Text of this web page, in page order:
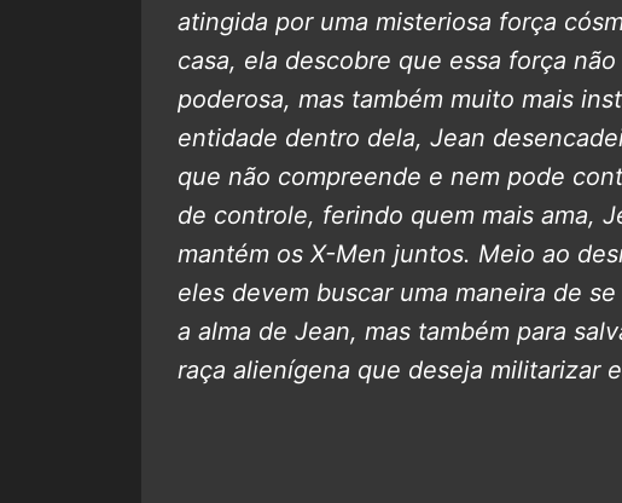
atingida por uma misteriosa força
casa, ela descobre que essa força
poderosa, mas também muito mais
entidade dentro dela, Jean
que não compreende e nem pode
de controle, ferindo quem mais ama,
mantém os X-Men juntos. Meio ao
eles devem buscar uma maneira de
a alma de Jean, mas também para
raça alienígena que deseja militarizar